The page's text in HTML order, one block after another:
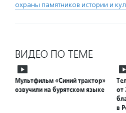
охраны памятников истории и
ВИДЕО ПО ТЕМЕ
Мультфильм «Синий трактор»
озвучили на бурятском языке
от
в